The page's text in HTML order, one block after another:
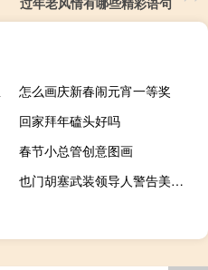
怎么画庆新春闹元宵一等奖
回家拜年磕头好吗
春节小总管创意图画
也门胡塞武装领导人警告美国：若介入巴以冲突 胡塞武装将袭击以色列